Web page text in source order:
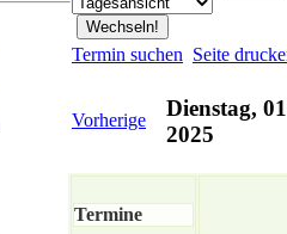
Termin suchen Seite
Vorherige
Dienstag,
2025
Termine